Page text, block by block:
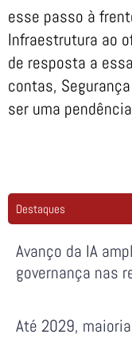
esse passo à
Infraestrutura ao
de resposta a
contas,
ser uma
Destaques
Avanço da IA
governança nas
Até 2029,